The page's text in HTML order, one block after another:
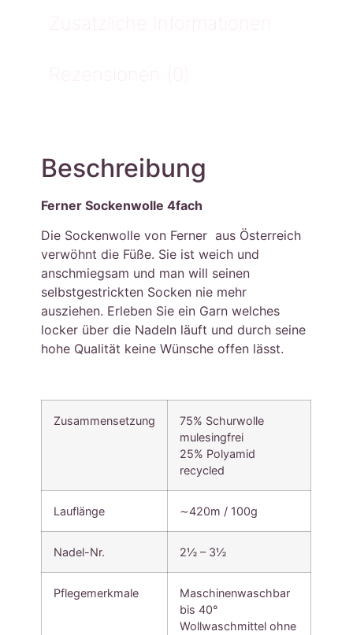
Zusätzliche Informationen
Beschreibung
Ferner Sockenwolle 4fach
Die Sockenwolle von Ferner aus Österreich
verwöhnt die Füße. Sie ist weich und
anschmiegsam und man will seinen
selbstgestrickten Socken nie mehr
ausziehen. Erleben Sie ein Garn welches
locker über die Nadeln läuft und durch seine
hohe Qualität keine Wünsche offen lässt.
Zusammensetzung
75% Schurwolle
mulesingfrei
25% Polyamid
recycled
Lauflänge ∼420m / 100g
Nadel-Nr. 2½ – 3½
Pflegemerkmale
Maschinenwaschbar
bis 40°
Wollwaschmittel ohne